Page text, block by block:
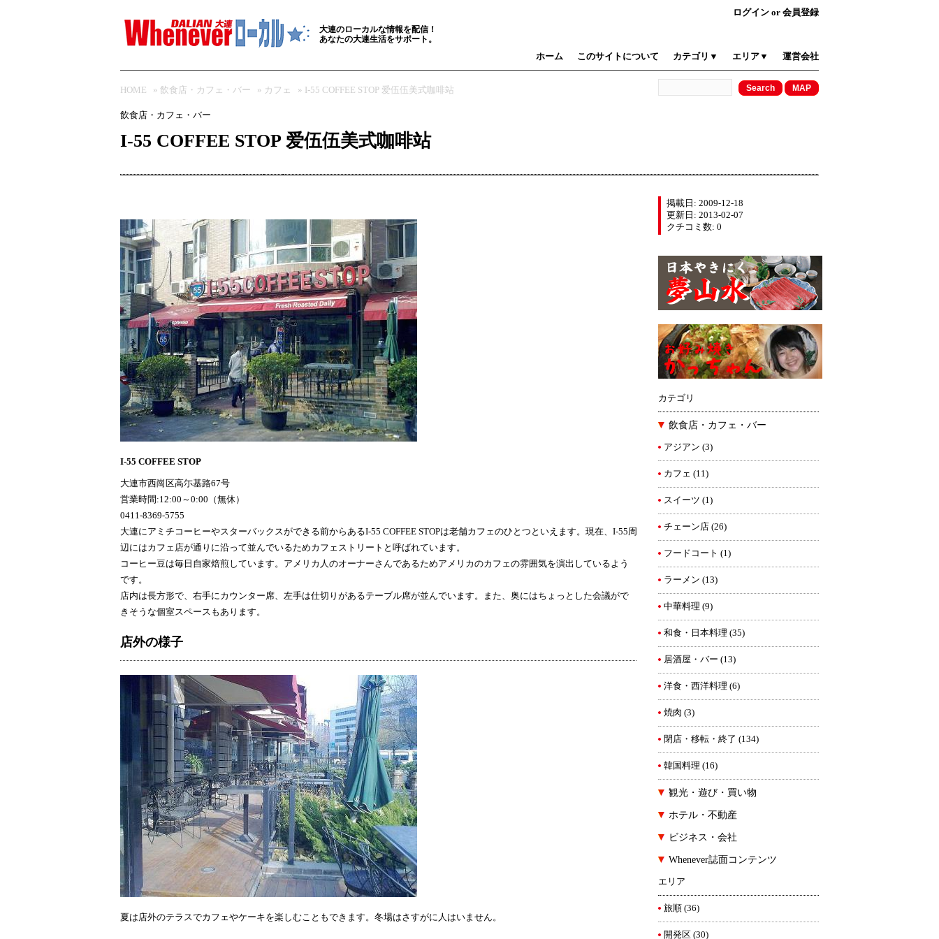
ログイン or 会員登録
大連のローカルな情報を配信！
あなたの大連生活をサポート。
ホーム
このサイトについて カテゴリ▼ エリア▼ 運営会社
HOME » 飲食店・カフェ・バー » カフェ » I-55 COFFEE STOP 爱伍伍美式咖啡站
飲食店・カフェ・バー
I-55 COFFEE STOP 爱伍伍美式咖啡站
I-55 COFFEE STOP
大連市西崗区高尓基路67号
営業時間:12:00～0:00（無休）
0411-8369-5755
大連にアミチコーヒーやスターバックスができる前からあるI-55 COFFEE STOPは老舗カフェのひとつといえます。現在、I-55周
辺にはカフェ店が通りに沿って並んでいるためカフェストリートと呼ばれています。
コーヒー豆は毎日自家焙煎しています。アメリカ人のオーナーさんであるためアメリカのカフェの雰囲気を演出しているよう
です。
店内は長方形で、右手にカウンター席、左手は仕切りがあるテーブル席が並んでいます。また、奥にはちょっとした会議がで
きそうな個室スペースもあります。
店外の様子
夏は店外のテラスでカフェやケーキを楽しむこともできます。冬場はさすがに人はいません。
掲載日: 2009-12-18
更新日: 2013-02-07
クチコミ数: 0
カテゴリ
飲食店・カフェ・バー
アジアン (3)
カフェ (11)
スイーツ (1)
チェーン店 (26)
フードコート (1)
ラーメン (13)
中華料理 (9)
和食・日本料理 (35)
居酒屋・バー (13)
洋食・西洋料理 (6)
焼肉 (3)
閉店・移転・終了 (134)
韓国料理 (16)
観光・遊び・買い物
ホテル・不動産
ビジネス・会社
Whenever誌面コンテンツ
エリア
旅順 (36)
開発区 (30)